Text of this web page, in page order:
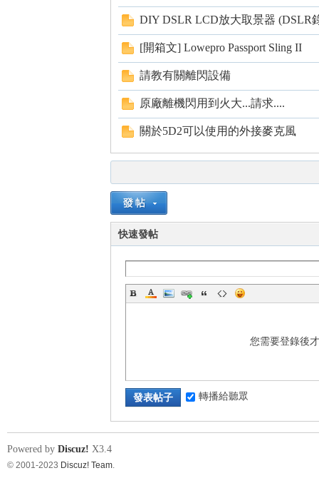
DIY DSLR LCD放大取景器 (DSLR
[開箱文] Lowepro Passport Sling II
請教有關離閃設備
原廠離機閃用到火大...請求....
關於5D2可以使用的外接麥克風
快速發帖
您需要登錄後
發表帖子 轉播給聽眾
Powered by Discuz! X3.4
© 2001-2023 Discuz! Team.